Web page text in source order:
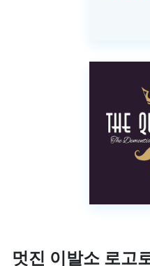
멋진 이발소 로고